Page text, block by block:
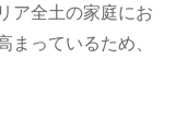
ア全土の家庭にお
っているため、